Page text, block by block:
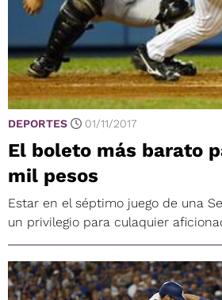
DEPORTES 01/11/2017
El boleto más barato
mil pesos
Estar en el séptimo juego de una
un privilegio para culaquier